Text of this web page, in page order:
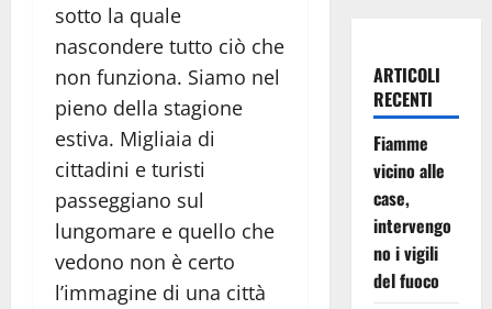
sotto la quale
nascondere tutto ciò che
non funziona. Siamo nel
pieno della stagione
estiva. Migliaia di
cittadini e turisti
passeggiano sul
lungomare e quello che
vedono non è certo
l’immagine di una città
ARTICOLI
RECENTI
Fiamme
vicino alle
case,
intervengo
no i vigili
del fuoco